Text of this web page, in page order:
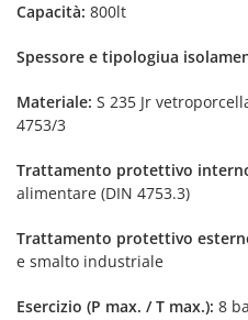
Capacità: 800lt
Spessore e tipologiua
Materiale: S 235 Jr
4753/3
Trattamento protettivo
alimentare (DIN 4753.3)
Trattamento protettivo
e smalto industriale
Esercizio (P max. / T max.): 8